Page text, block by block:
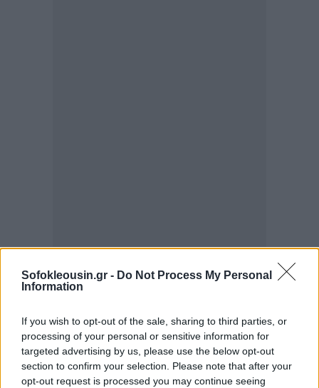
Sofokleousin.gr - Do Not Process My Personal
Information
If you wish to opt-out of the sale, sharing to third parties, or
processing of your personal or sensitive information for
targeted advertising by us, please use the below opt-out
section to confirm your selection. Please note that after your
opt-out request is processed you may continue seeing
Ο Σουίμερ, ο οποίος έχει χρησιμοποιήσει την
πλατφόρμα του πολλές φορές για να μιλήσει ενάντια
Τι είναι χειρότερο; Το ότι ο Γουέστ δηλώνει ναζί
(που σημαίνει ότι θέλει την εξόντωση ΟΛΩΝ των